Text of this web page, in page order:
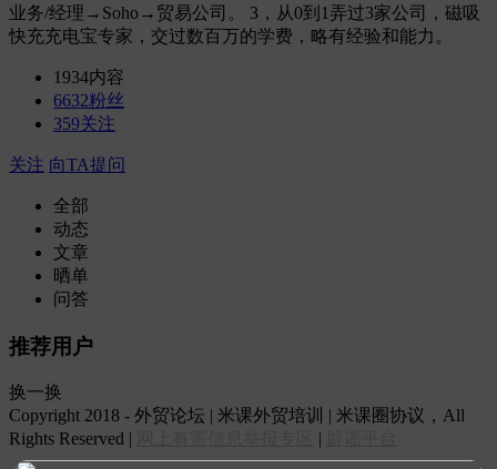
业务/经理→Soho→贸易公司。 3，从0到1弄过3家公司，磁吸
快充充电宝专家，交过数百万的学费，略有经验和能力。
1934内容
6632粉丝
359关注
关注 向TA提问
全部
动态
文章
晒单
问答
推荐用户
换一换
Copyright 2018 - 外贸论坛 | 米课外贸培训 | 米课圈协议，All
Rights Reserved |
|